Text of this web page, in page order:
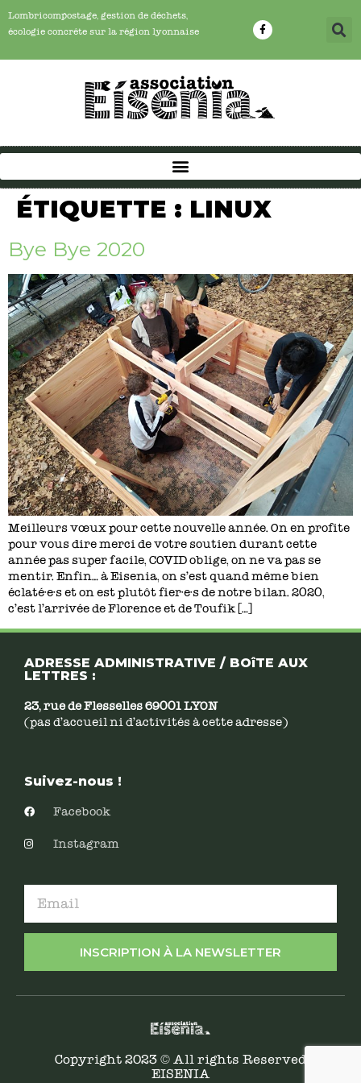
Lombricompostage, gestion de déchets,
écologie concrête sur la région lyonnaise
ÉTIQUETTE : LINUX
Bye Bye 2020
Meilleurs vœux pour cette nouvelle année. On en profite
pour vous dire merci de votre soutien durant cette
année pas super facile, COVID oblige, on ne va pas se
mentir. Enfin… à Eisenia, on s’est quand même bien
éclaté·e·s et on est plutôt fier·e·s de notre bilan. 2020,
c’est l’arrivée de Florence et de Toufik […]
ADRESSE ADMINISTRATIVE / BOîTE AUX
LETTRES :
23, rue de Flesselles 69001 LYON
(pas d’accueil ni d’activités à cette adresse)
Suivez-nous !
Facebook
Instagram
INSCRIPTION À LA NEWSLETTER
Copyright 2023 © All rights Reserved
EISENIA